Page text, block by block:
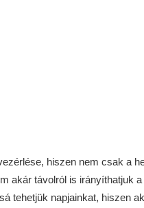
hiszen nem csak a
akár távolról is irányíthatjuk
tehetjük napjainkat, hiszen